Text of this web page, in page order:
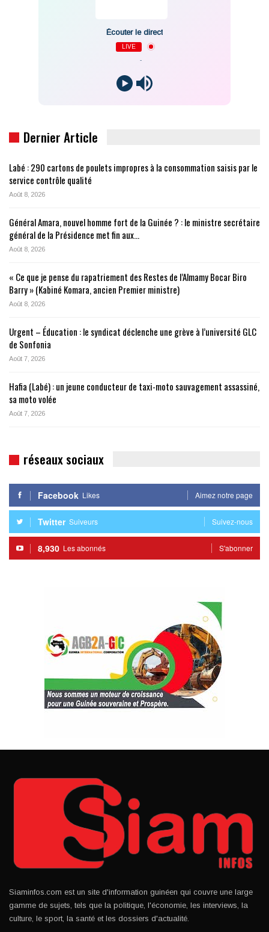
Écouter le direct
LIVE
Dernier Article
Labé : 290 cartons de poulets impropres à la consommation saisis par le
service contrôle qualité
Août 8, 2026
Général Amara, nouvel homme fort de la Guinée ? : le ministre secrétaire
général de la Présidence met fin aux…
Août 8, 2026
« Ce que je pense du rapatriement des Restes de l’Almamy Bocar Biro
Barry » (Kabiné Komara, ancien Premier ministre)
Août 8, 2026
Urgent – Éducation : le syndicat déclenche une grève à l’université GLC
de Sonfonia
Août 7, 2026
Hafia (Labé) : un jeune conducteur de taxi-moto sauvagement assassiné,
sa moto volée
Août 7, 2026
réseaux sociaux
Facebook Likes Aimez notre page
Twitter Suiveurs Suivez-nous
8,930 Les abonnés S'abonner
Siaminfos.com est un site d'information guinéen qui couvre une large
gamme de sujets, tels que la politique, l'économie, les interviews, la
culture, le sport, la santé et les dossiers d'actualité.